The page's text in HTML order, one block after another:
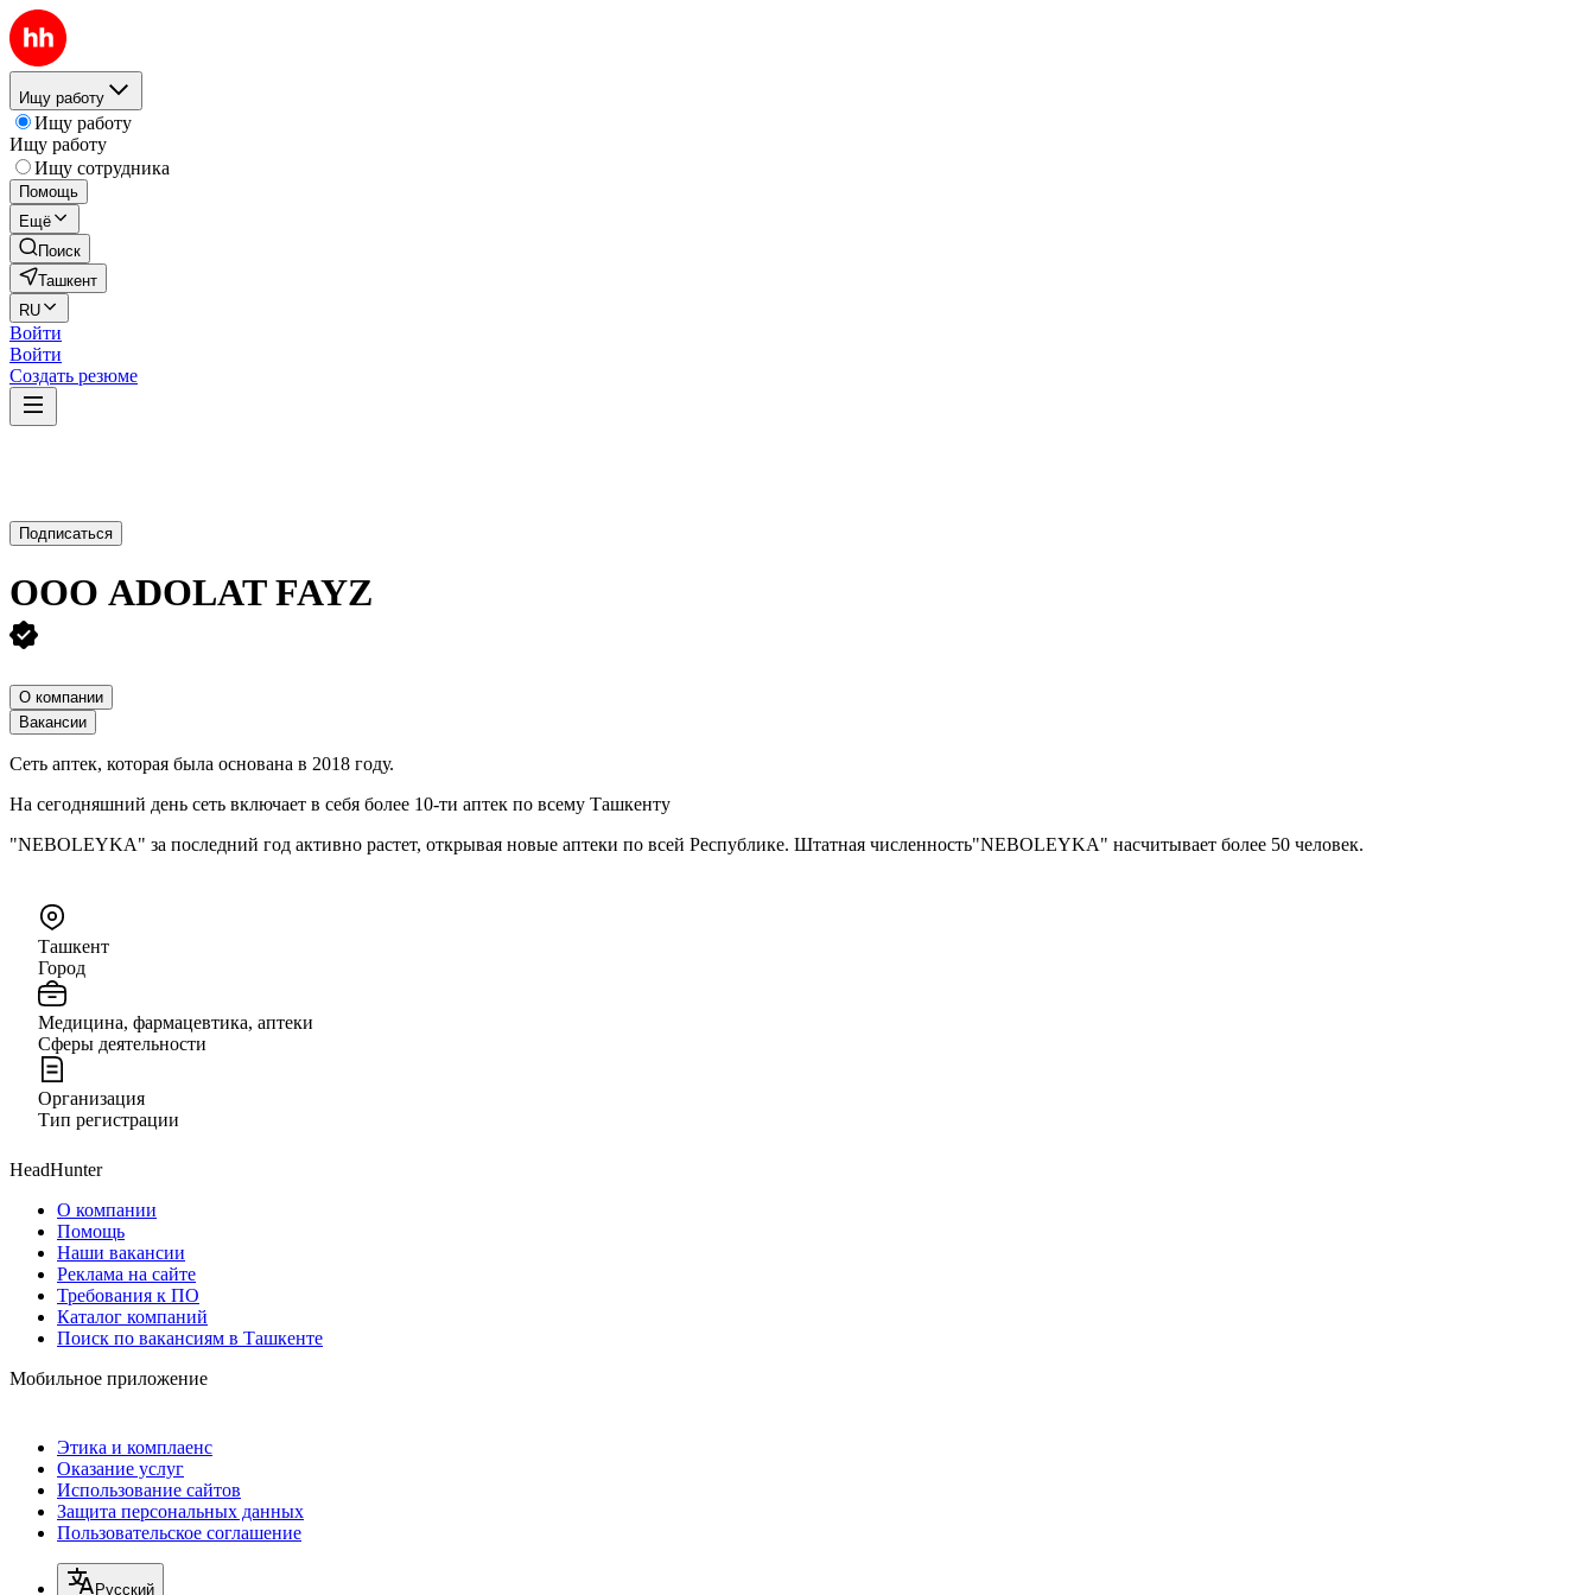
Ищу работу
Ищу работу
Ищу работу
Ищу сотрудника
Помощь
Ещё
Поиск
Ташкент
RU
Войти
Войти
Создать резюме
Подписаться
ООО ADOLAT FAYZ
О компании
Вакансии
Cеть аптек, которая была основана в 2018 году.
На сегодняшний день сеть включает в себя более 10-ти аптек по всему Ташкенту
"NEBOLEYKA" за последний год активно растет, открывая новые аптеки по всей Республике. Штатная численность"NEBOLEYKA" насчитывает более 50 человек.
Ташкент
Город
Медицина, фармацевтика, аптеки
Сферы деятельности
Организация
Тип регистрации
HeadHunter
О компании
Помощь
Наши вакансии
Реклама на сайте
Требования к ПО
Каталог компаний
Поиск по вакансиям в Ташкенте
Мобильное приложение
Этика и комплаенс
Оказание услуг
Использование сайтов
Защита персональных данных
Пользовательское соглашение
Русский